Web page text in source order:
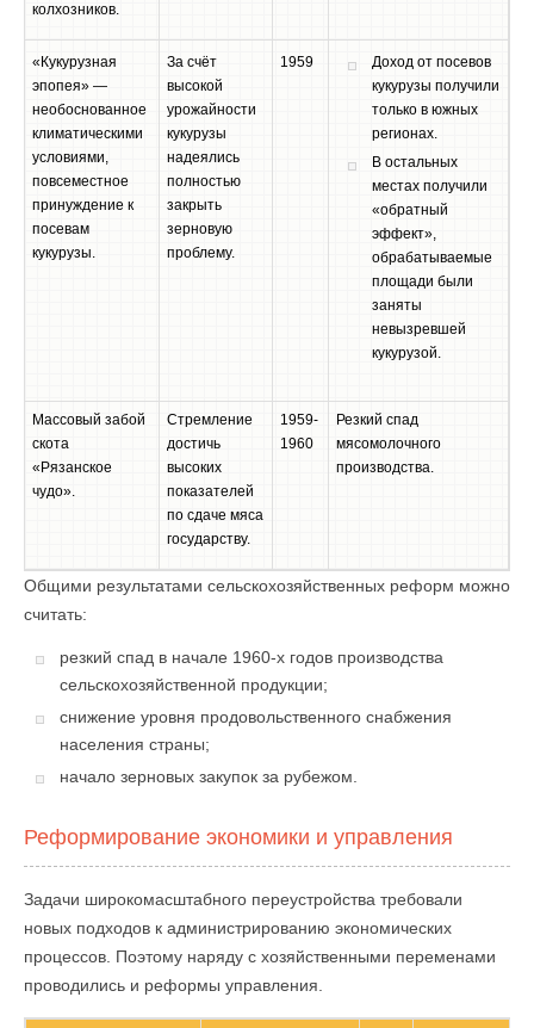
колхозников.
«Кукурузная
эпопея» —
необоснованное
климатическими
условиями,
повсеместное
принуждение к
посевам
кукурузы.
За счёт
высокой
урожайности
кукурузы
надеялись
полностью
закрыть
зерновую
проблему.
1959
Доход от посевов
кукурузы получили
только в южных
регионах.
В остальных
местах получили
«обратный
эффект»,
обрабатываемые
площади были
заняты
невызревшей
кукурузой.
Массовый забой
скота
«Рязанское
чудо».
Стремление
достичь
высоких
показателей
по сдаче мяса
государству.
1959-
1960
Резкий спад
мясомолочного
производства.
Общими результатами сельскохозяйственных реформ можно
считать:
резкий спад в начале 1960-х годов производства
сельскохозяйственной продукции;
снижение уровня продовольственного снабжения
населения страны;
начало зерновых закупок за рубежом.
Реформирование экономики и управления
Задачи широкомасштабного переустройства требовали
новых подходов к администрированию экономических
процессов. Поэтому наряду с хозяйственными переменами
проводились и реформы управления.